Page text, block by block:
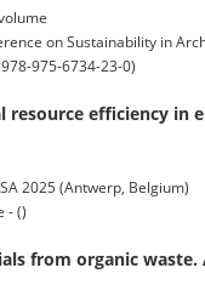
on Sustainability in
975-6734-23-0)
efficiency in
2025 (Antwerp, Belgium)
- ()
from organic